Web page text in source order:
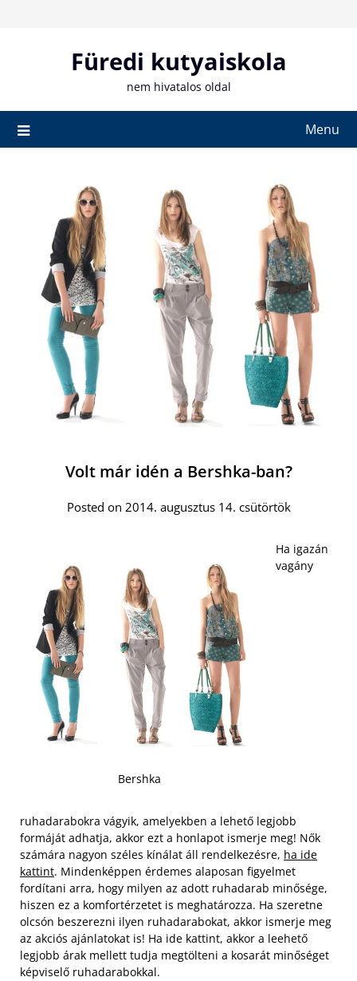
Füredi kutyaiskola
nem hivatalos oldal
Menu
Volt már idén a Bershka-ban?
Posted on 2014. augusztus 14. csütörtök
Bershka
Ha igazán
vagány
ruhadarabokra vágyik, amelyekben a lehető legjobb
formáját adhatja, akkor ezt a honlapot ismerje meg! Nők
számára nagyon széles kínálat áll rendelkezésre, ha ide
kattint. Mindenképpen érdemes alaposan figyelmet
fordítani arra, hogy milyen az adott ruhadarab minősége,
hiszen ez a komfortérzetet is meghatározza. Ha szeretne
olcsón beszerezni ilyen ruhadarabokat, akkor ismerje meg
az akciós ajánlatokat is! Ha ide kattint, akkor a leehető
legjobb árak mellett tudja megtölteni a kosarát minőséget
képviselő ruhadarabokkal.